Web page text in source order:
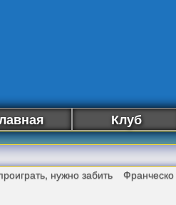
Клуб
нужно забить